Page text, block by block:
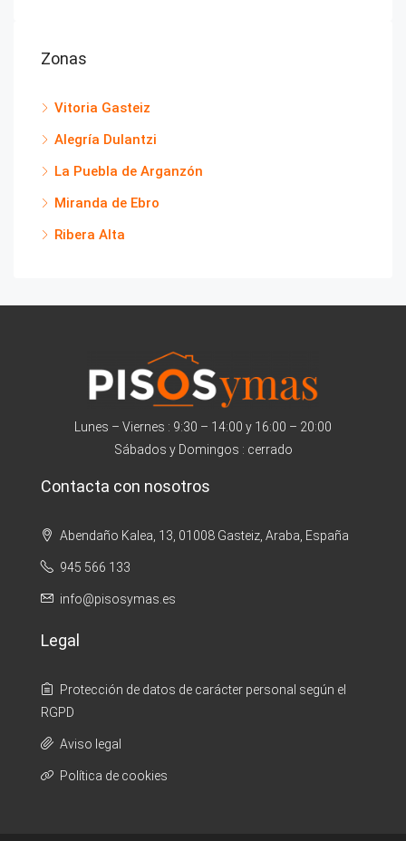
Zonas
Vitoria Gasteiz
Alegría Dulantzi
La Puebla de Arganzón
Miranda de Ebro
Ribera Alta
Lunes – Viernes : 9:30 – 14:00 y 16:00 – 20:00
Sábados y Domingos : cerrado
Contacta con nosotros
Abendaño Kalea, 13, 01008 Gasteiz, Araba, España
945 566 133
info@pisosymas.es
Legal
Protección de datos de carácter personal según el
RGPD
Aviso legal
Política de cookies